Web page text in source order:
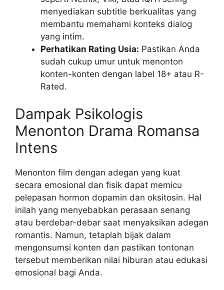
menyediakan subtitle berkualitas yang
membantu memahami konteks dialog
yang intim.
Perhatikan Rating Usia: Pastikan Anda
sudah cukup umur untuk menonton
konten-konten dengan label 18+ atau R-
Rated.
Dampak Psikologis
Menonton Drama Romansa
Intens
Menonton film dengan adegan yang kuat
secara emosional dan fisik dapat memicu
pelepasan hormon dopamin dan oksitosin. Hal
inilah yang menyebabkan perasaan senang
atau berdebar-debar saat menyaksikan adegan
romantis. Namun, tetaplah bijak dalam
mengonsumsi konten dan pastikan tontonan
tersebut memberikan nilai hiburan atau edukasi
emosional bagi Anda.